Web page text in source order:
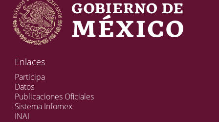
Enlaces
Participa
Datos
Publicaciones Oficiales
Sistema Infomex
INAI